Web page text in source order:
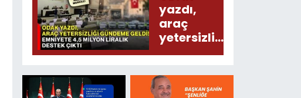
yazdı,
araç
yetersizliği
gündeme
Emniyete
4,5 milyon